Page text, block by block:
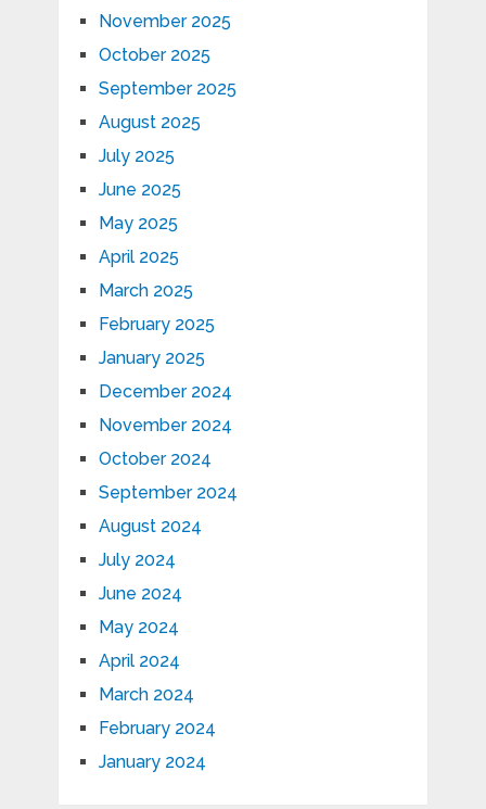
November 2025
October 2025
September 2025
August 2025
July 2025
June 2025
May 2025
April 2025
March 2025
February 2025
January 2025
December 2024
November 2024
October 2024
September 2024
August 2024
July 2024
June 2024
May 2024
April 2024
March 2024
February 2024
January 2024